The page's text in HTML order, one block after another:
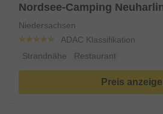
Nordsee-Camping
Niedersachsen
ADAC Klassifikation
Strandnähe
Restaurant
Preis